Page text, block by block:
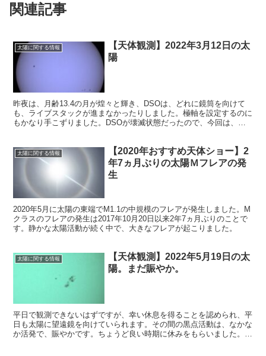
関連記事
太陽に関する情報
【天体観測】2022年3月12日の太
陽
昨夜は、月齢13.4の月が煌々と輝き、DSOは、どれに鏡筒を向けて
も、ライブスタックが進まなかったりしました。極軸を設定するのに
もかなり手こずりました。DSOが壊滅状態だったので、今回は、
太陽に関する情報
【2020年おすすめ天体ショー】2
年7ヵ月ぶりの太陽Ｍフレアの発
生
2020年5月に太陽の東端でM1.1の中規模のフレアが発生しました。M
クラスのフレアの発生は2017年10月20日以来2年7ヵ月ぶりのことで
す。静かな太陽活動が続く中で、大きなフレアが起こりました。
太陽に関する情報
【天体観測】2022年5月19日の太
陽。まだ賑やか。
平日で観測できないはずですが、幸い休息を得ることを認められ、平
日も太陽に望遠鏡を向けていられます。その間の黒点活動は、なかな
か活発で、賑やかです。ちょうど良い時期に休みをもらいました。太